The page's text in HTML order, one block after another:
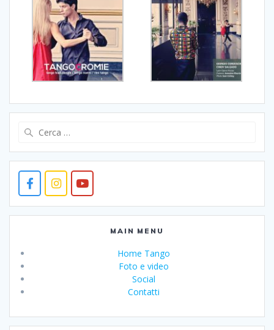
MAIN MENU
Home Tango
Foto e video
Social
Contatti